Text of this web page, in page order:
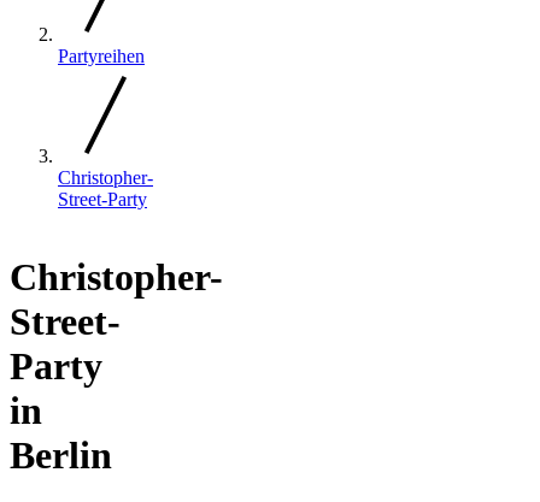
Partyreihen
Christopher-
Street-Party
Christopher-
Street-
Party
in
Berlin